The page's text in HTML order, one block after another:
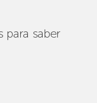
saber